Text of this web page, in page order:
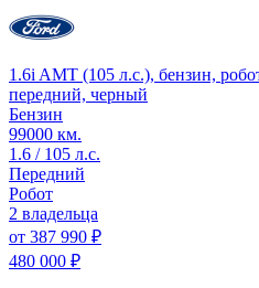
1.6i AMT (105 л.с.), бензин,
передний, черный
Бензин
99000 км.
1.6 / 105 л.с.
Передний
Робот
2 владельца
от 387 990 ₽
480 000 ₽